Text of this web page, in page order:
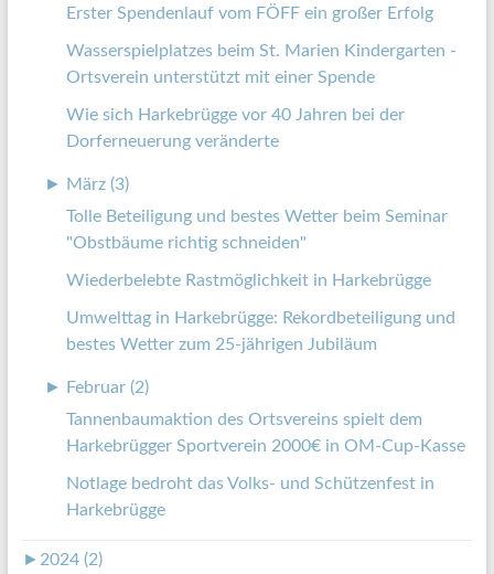
Erster Spendenlauf vom FÖFF ein großer Erfolg
Wasserspielplatzes beim St. Marien Kindergarten -
Ortsverein unterstützt mit einer Spende
Wie sich Harkebrügge vor 40 Jahren bei der
Dorferneuerung veränderte
►
März (3)
Tolle Beteiligung und bestes Wetter beim Seminar
"Obstbäume richtig schneiden"
Wiederbelebte Rastmöglichkeit in Harkebrügge
Umwelttag in Harkebrügge: Rekordbeteiligung und
bestes Wetter zum 25-jährigen Jubiläum
►
Februar (2)
Tannenbaumaktion des Ortsvereins spielt dem
Harkebrügger Sportverein 2000€ in OM-Cup-Kasse
Notlage bedroht das Volks- und Schützenfest in
Harkebrügge
► 2024 (2)